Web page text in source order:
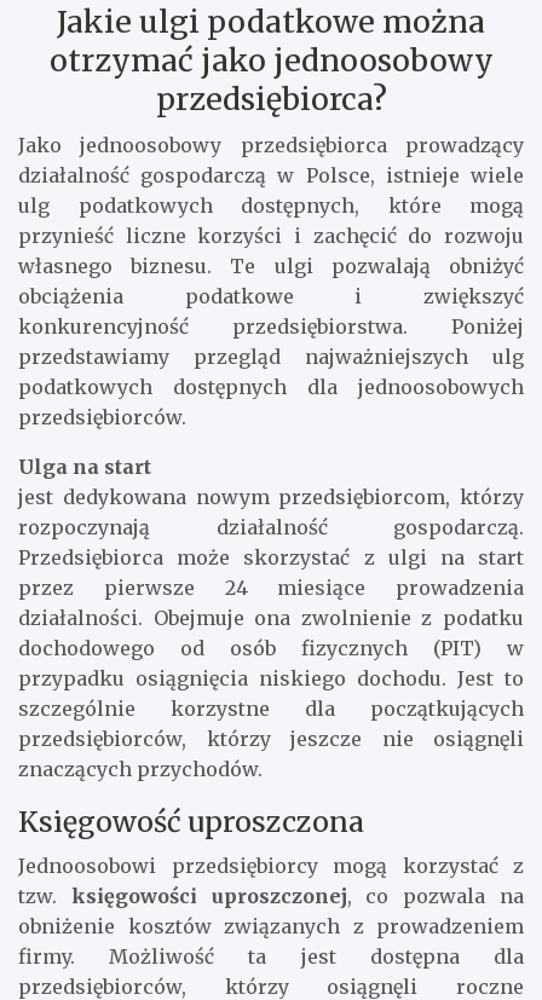
Jakie ulgi podatkowe można
otrzymać jako jednoosobowy
przedsiębiorca?
Jako jednoosobowy przedsiębiorca prowadzący
działalność gospodarczą w Polsce, istnieje wiele
ulg podatkowych dostępnych, które mogą
przynieść liczne korzyści i zachęcić do rozwoju
własnego biznesu. Te ulgi pozwalają obniżyć
obciążenia podatkowe i zwiększyć
konkurencyjność przedsiębiorstwa. Poniżej
przedstawiamy przegląd najważniejszych ulg
podatkowych dostępnych dla jednoosobowych
przedsiębiorców.
Ulga na start
jest dedykowana nowym przedsiębiorcom, którzy
rozpoczynają działalność gospodarczą.
Przedsiębiorca może skorzystać z ulgi na start
przez pierwsze 24 miesiące prowadzenia
działalności. Obejmuje ona zwolnienie z podatku
dochodowego od osób fizycznych (PIT) w
przypadku osiągnięcia niskiego dochodu. Jest to
szczególnie korzystne dla początkujących
przedsiębiorców, którzy jeszcze nie osiągnęli
znaczących przychodów.
Księgowość uproszczona
Jednoosobowi przedsiębiorcy mogą korzystać z
tzw. księgowości uproszczonej, co pozwala na
obniżenie kosztów związanych z prowadzeniem
firmy. Możliwość ta jest dostępna dla
przedsiębiorców, którzy osiągnęli roczne